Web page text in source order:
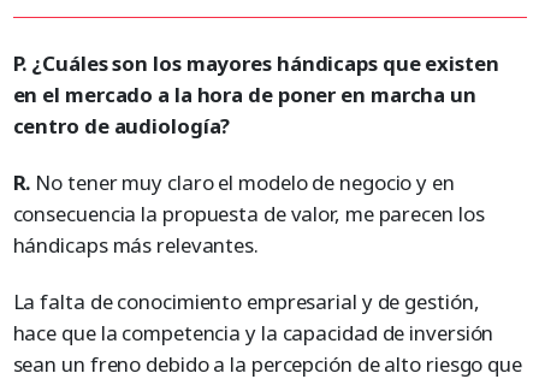
P. ¿Cuáles son los mayores hándicaps que existen
en el mercado a la hora de poner en marcha un
centro de audiología?
R. No tener muy claro el modelo de negocio y en
consecuencia la propuesta de valor, me parecen los
hándicaps más relevantes.
La falta de conocimiento empresarial y de gestión,
hace que la competencia y la capacidad de inversión
sean un freno debido a la percepción de alto riesgo que